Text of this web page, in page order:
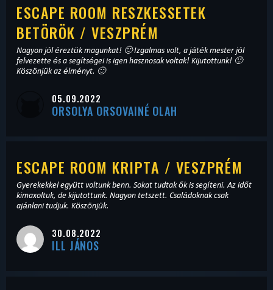
ESCAPE ROOM RESZKESSETEK
BETÖRÖK / VESZPRÉM
Nagyon jól éreztük magunkat! 🙂 Izgalmas volt, a játék mester jól
felvezette és a segítségei is igen hasznosak voltak! Kijutottunk! 🙂
Köszönjük az élményt. 🙂
05.09.2022
ORSOLYA ORSOVAINÉ OLAH
ESCAPE ROOM KRIPTA / VESZPRÉM
Gyerekekkel együtt voltunk benn. Sokat tudtak ők is segíteni. Az időt
kimaxoltuk, de kijutottunk. Nagyon tetszett. Családoknak csak
ajánlani tudjuk. Köszönjük.
30.08.2022
ILL JÁNOS